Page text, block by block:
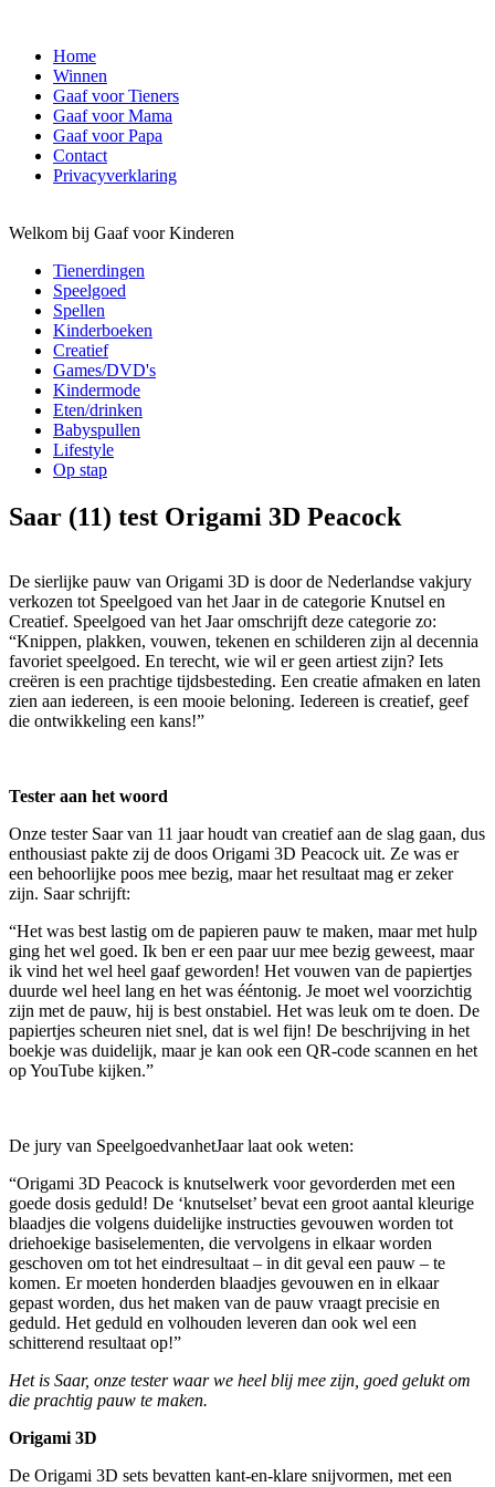
Home
Winnen
Gaaf voor Tieners
Gaaf voor Mama
Gaaf voor Papa
Contact
Privacyverklaring
Welkom bij Gaaf voor Kinderen
Tienerdingen
Speelgoed
Spellen
Kinderboeken
Creatief
Games/DVD's
Kindermode
Eten/drinken
Babyspullen
Lifestyle
Op stap
Saar (11) test Origami 3D Peacock
De sierlijke pauw van Origami 3D is door de Nederlandse vakjury
verkozen tot Speelgoed van het Jaar in de categorie Knutsel en
Creatief. Speelgoed van het Jaar omschrijft deze categorie zo:
“Knippen, plakken, vouwen, tekenen en schilderen zijn al decennia
favoriet speelgoed. En terecht, wie wil er geen artiest zijn? Iets
creëren is een prachtige tijdsbesteding. Een creatie afmaken en laten
zien aan iedereen, is een mooie beloning. Iedereen is creatief, geef
die ontwikkeling een kans!”
Tester aan het woord
Onze tester Saar van 11 jaar houdt van creatief aan de slag gaan, dus
enthousiast pakte zij de doos Origami 3D Peacock uit. Ze was er
een behoorlijke poos mee bezig, maar het resultaat mag er zeker
zijn. Saar schrijft:
“Het was best lastig om de papieren pauw te maken, maar met hulp
ging het wel goed. Ik ben er een paar uur mee bezig geweest, maar
ik vind het wel heel gaaf geworden! Het vouwen van de papiertjes
duurde wel heel lang en het was ééntonig. Je moet wel voorzichtig
zijn met de pauw, hij is best onstabiel. Het was leuk om te doen. De
papiertjes scheuren niet snel, dat is wel fijn! De beschrijving in het
boekje was duidelijk, maar je kan ook een QR-code scannen en het
op YouTube kijken.”
De jury van SpeelgoedvanhetJaar laat ook weten:
“Origami 3D Peacock is knutselwerk voor gevorderden met een
goede dosis geduld! De ‘knutselset’ bevat een groot aantal kleurige
blaadjes die volgens duidelijke instructies gevouwen worden tot
driehoekige basiselementen, die vervolgens in elkaar worden
geschoven om tot het eindresultaat – in dit geval een pauw – te
komen. Er moeten honderden blaadjes gevouwen en in elkaar
gepast worden, dus het maken van de pauw vraagt precisie en
geduld. Het geduld en volhouden leveren dan ook wel een
schitterend resultaat op!”
Het is Saar, onze tester waar we heel blij mee zijn, goed gelukt om
die prachtig pauw te maken.
Origami 3D
De Origami 3D sets bevatten kant-en-klare snijvormen, met een